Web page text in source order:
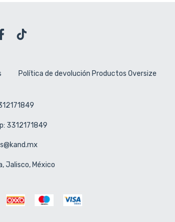
Política de devolución Productos Oversize
3312171849
Jalisco, México